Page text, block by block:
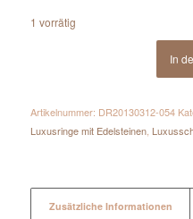
1 vorrätig
In
Artikelnummer: DR20130312-054
Luxusringe mit Edelsteinen,
Zusätzliche Informationen